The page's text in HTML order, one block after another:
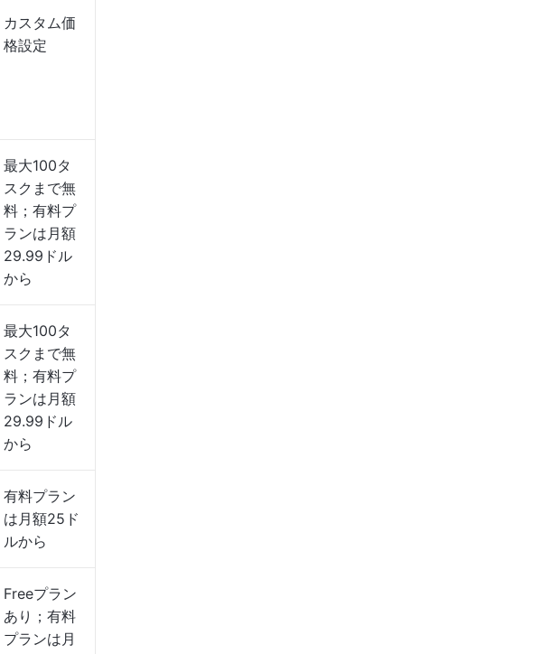
カスタム価
格設定
最大100タ
スクまで無
料；有料プ
ランは月額
29.99ドル
から
最大100タ
スクまで無
料；有料プ
ランは月額
29.99ドル
から
有料プラン
は月額25ド
ルから
Freeプラン
あり；有料
プランは月